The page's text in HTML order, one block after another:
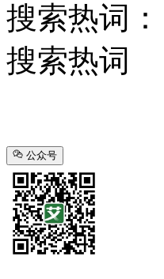
搜索热词：
搜索热词
公众号